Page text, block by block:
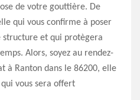
de votre gouttière. De
qui vous confirme à poser
structure et qui protègera
Alors, soyez au rendez-
à Ranton dans le 86200, elle
vous sera offert